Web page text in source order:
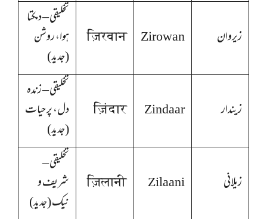
زیروان Zirowan
ज़िरवान
تخلیقی – دمکتا
ہوا، روشن
(جدید)
زیندار Zindaar
ज़िंदार
تخلیقی – زندہ
دل، پر حیات
(جدید)
زیلانی Zilaani
ज़िलानी
تخلیقی –
شریف و
نیک (جدید)